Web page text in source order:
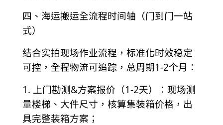
四、海运搬运全流程时间轴（门到门一站
式）
结合实拍现场作业流程，标准化时效稳定
可控，全程物流可追踪，总周期1-2个月：
1. 上门勘测&方案报价（1-2天）：现场测
量楼梯、大件尺寸，核算集装箱价格，出
具完整装箱方案；